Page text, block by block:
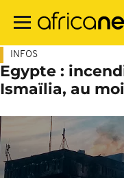
contenu
INFOS
Egypte :
Ismaïlia, au